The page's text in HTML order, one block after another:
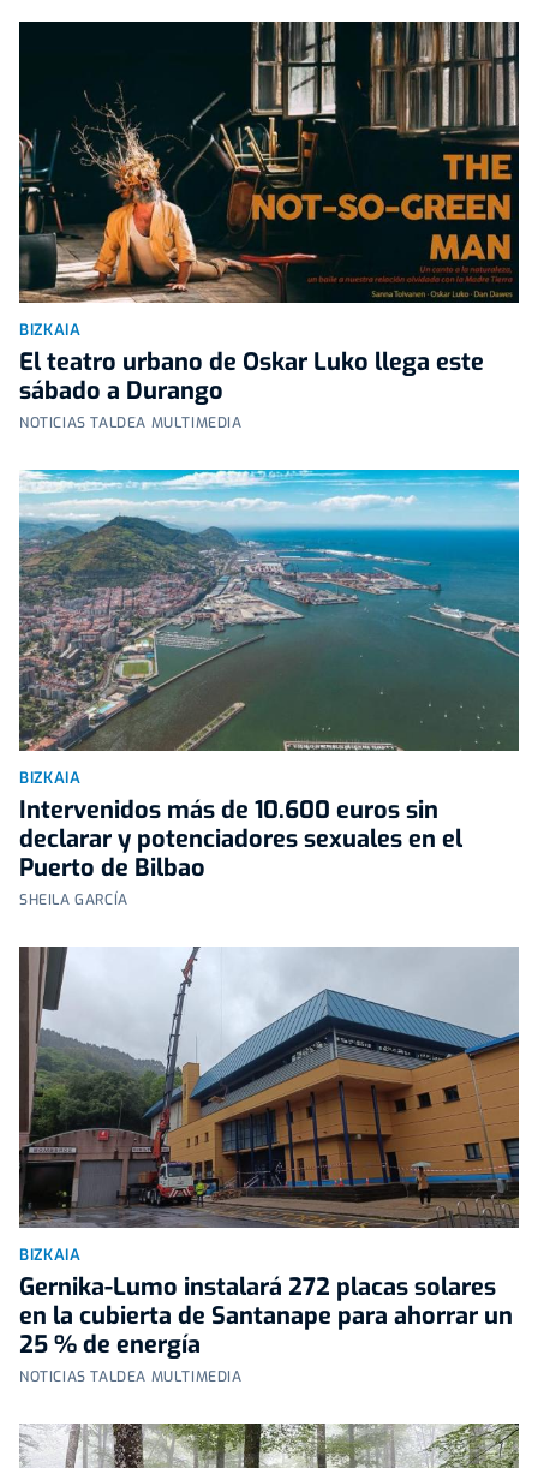
BIZKAIA
El teatro urbano de Oskar Luko llega este
sábado a Durango
NOTICIAS TALDEA MULTIMEDIA
BIZKAIA
Intervenidos más de 10.600 euros sin
declarar y potenciadores sexuales en el
Puerto de Bilbao
SHEILA GARCÍA
BIZKAIA
Gernika-Lumo instalará 272 placas solares
en la cubierta de Santanape para ahorrar un
25 % de energía
NOTICIAS TALDEA MULTIMEDIA